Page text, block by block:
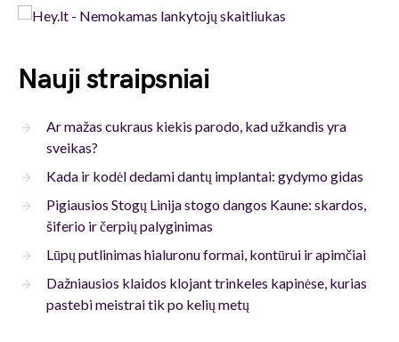
Nauji straipsniai
Ar mažas cukraus kiekis parodo, kad užkandis yra
sveikas?
Kada ir kodėl dedami dantų implantai: gydymo gidas
Pigiausios Stogų Linija stogo dangos Kaune: skardos,
šiferio ir čerpių palyginimas
Lūpų putlinimas hialuronu formai, kontūrui ir apimčiai
Dažniausios klaidos klojant trinkeles kapinėse, kurias
pastebi meistrai tik po kelių metų